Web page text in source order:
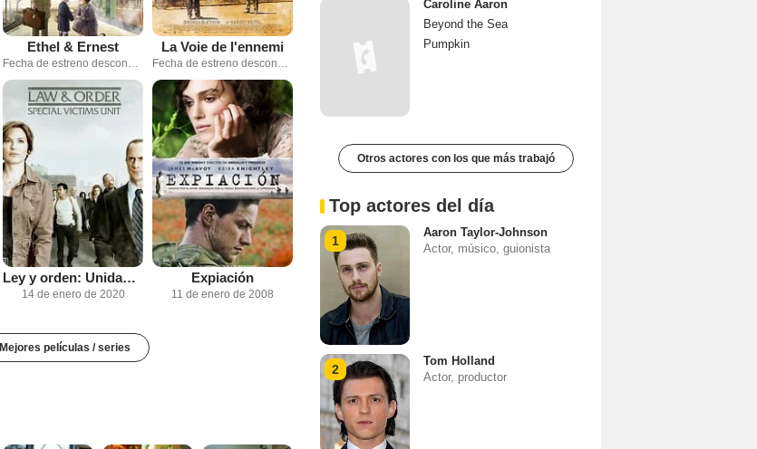
Ethel & Ernest
Fecha de estreno desconocida
La Voie de l'ennemi
Fecha de estreno desconocida
Ley y orden: Unidad de víctimas especiales
14 de enero de 2020
Expiación
11 de enero de 2008
Mejores películas / series
Caroline Aaron
Beyond the Sea
Pumpkin
Otros actores con los que más trabajó
Top actores del día
1
Aaron Taylor-Johnson
Actor, músico, guionista
2
Tom Holland
Actor, productor